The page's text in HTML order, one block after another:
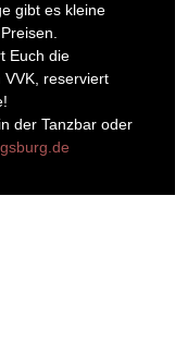
gibt es kleine
Euch die
reserviert
der Tanzbar oder